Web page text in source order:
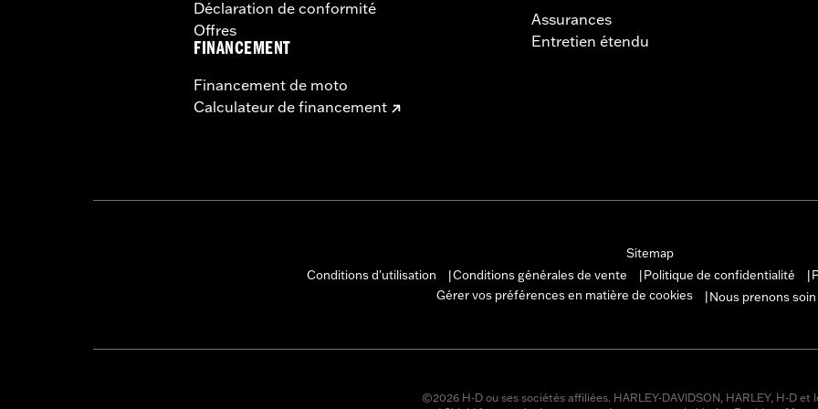
Déclaration de conformité
Offres
FINANCEMENT
Financement de moto
Calculateur de financement
Assurances
Entretien étendu
Sitemap
Conditions d'utilisation
Conditions générales de vente Politique de confidentialité
Gérer vos préférences en matière de cookies
Nous prenons
©2026 H-D ou ses sociétés affiliées. HARLEY-DAVIDSON, HARLEY, H-D et